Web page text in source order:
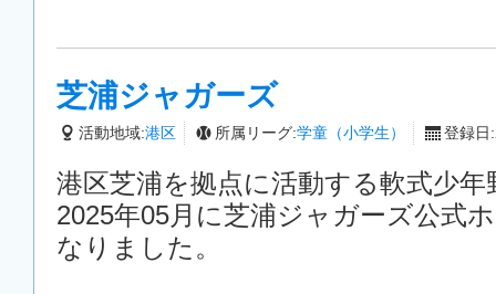
芝浦ジャガーズ
活動地域:港区 所属リーグ:学童（小学生） 登録日
港区芝浦を拠点に活動する軟式少
2025年05月に芝浦ジャガーズ公式
なりました。